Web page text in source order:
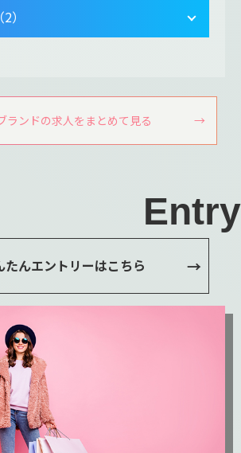
）
ランドの求人をまとめて見る
Entry
たんエントリーはこちら